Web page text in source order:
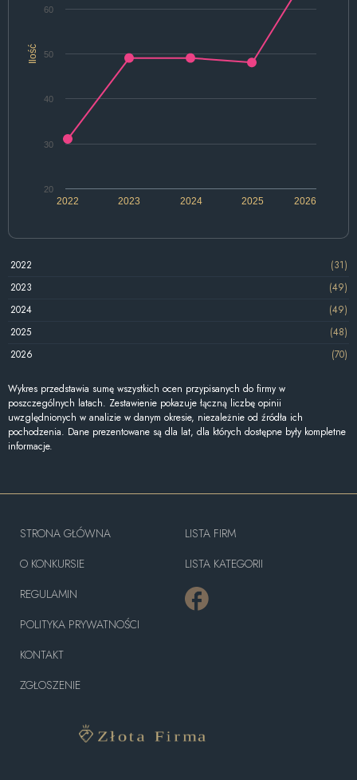
Ilość
2022 2024 2026
2023 2025
20
30
40
50
60
2022
(31)
2023
(49)
2024
(49)
2025
(48)
2026
(70)
Wykres przedstawia sumę wszystkich ocen przypisanych do firmy w
poszczególnych latach. Zestawienie pokazuje łączną liczbę opinii
uwzględnionych w analizie w danym okresie, niezależnie od źródła ich
pochodzenia. Dane prezentowane są dla lat, dla których dostępne były kompletne
informacje.
STRONA GŁÓWNA
O KONKURSIE
REGULAMIN
POLITYKA PRYWATNOŚCI
KONTAKT
ZGŁOSZENIE
LISTA FIRM
LISTA KATEGORII